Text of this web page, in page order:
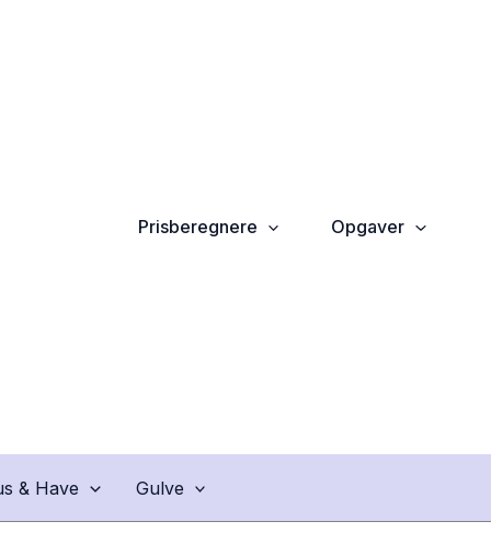
Prisberegnere Opgaver
& Have Gulve